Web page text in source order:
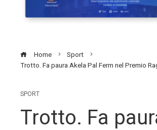
Home
Sport
Trotto. Fa paura Akela Pal Ferm nel Premio
SPORT
Trotto. Fa